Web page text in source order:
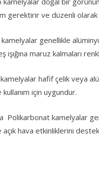
gerektirir ve düzenli olarak
genellikle
maruz kalmaları
hafif çelik veya
için uygundur.
kamelyalar
açık hava etkinliklerini